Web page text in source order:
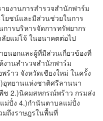
งานการสำรวจสำนักฟาร์ม
ยชน์และมีส่วนช่วยในการ
ารบริหารจัดการทรัพยากร
ยแม่โจ้ ในอนาคตต่อไป
กและผู้ที่มีส่วนเกี่ยวข้องที่
งานสำรวจสำนักฟาร์ม
ร้าว จังหวัดเชียงใหม่ ในครั้ง
อุทยานแห่งชาติศรีลานนา
2.)นิคมสหกรณ์พร้าว กรมส่ง
ม่ปั๋ง 4.)กำนันตาบลแม่ปั๋ง
ถึงราษฎรในพื้นที่